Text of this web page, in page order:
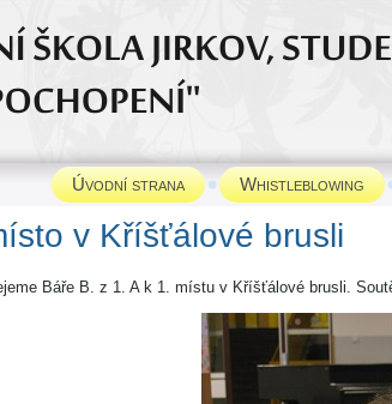
Úvodní strana Whistleblowing
v Kříšťálové brusli
Báře B. z 1. A k 1. místu v Kříšťálové brusli.